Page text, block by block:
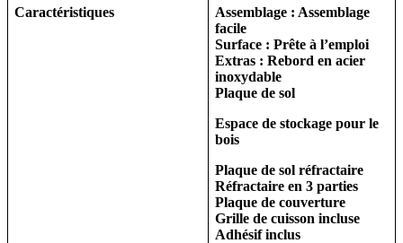
Caractéristiques
Assemblage : Assemblage
facile
Surface : Prête à l’emploi
Extras : Rebord en acier
inoxydable
Plaque de sol
Espace de stockage pour le
bois
Plaque de sol réfractaire
Réfractaire en 3 parties
Plaque de couverture
Grille de cuisson incluse
Adhésif inclus